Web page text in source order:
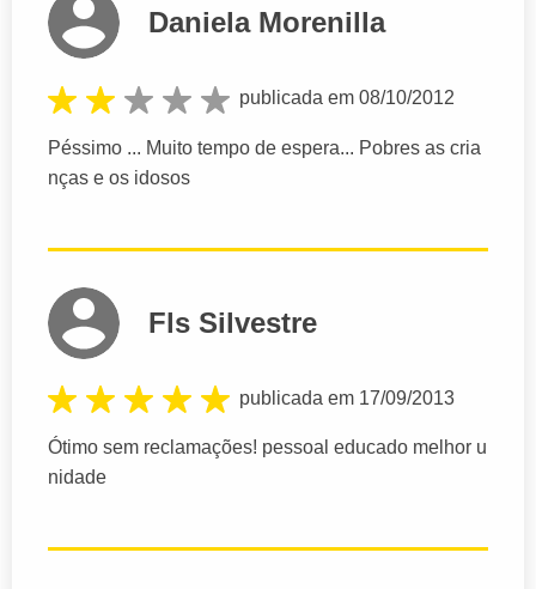
Daniela Morenilla
publicada em 08/10/2012
Péssimo ... Muito tempo de espera... Pobres as cria
nças e os idosos
Fls Silvestre
publicada em 17/09/2013
Ótimo sem reclamações! pessoal educado melhor u
nidade